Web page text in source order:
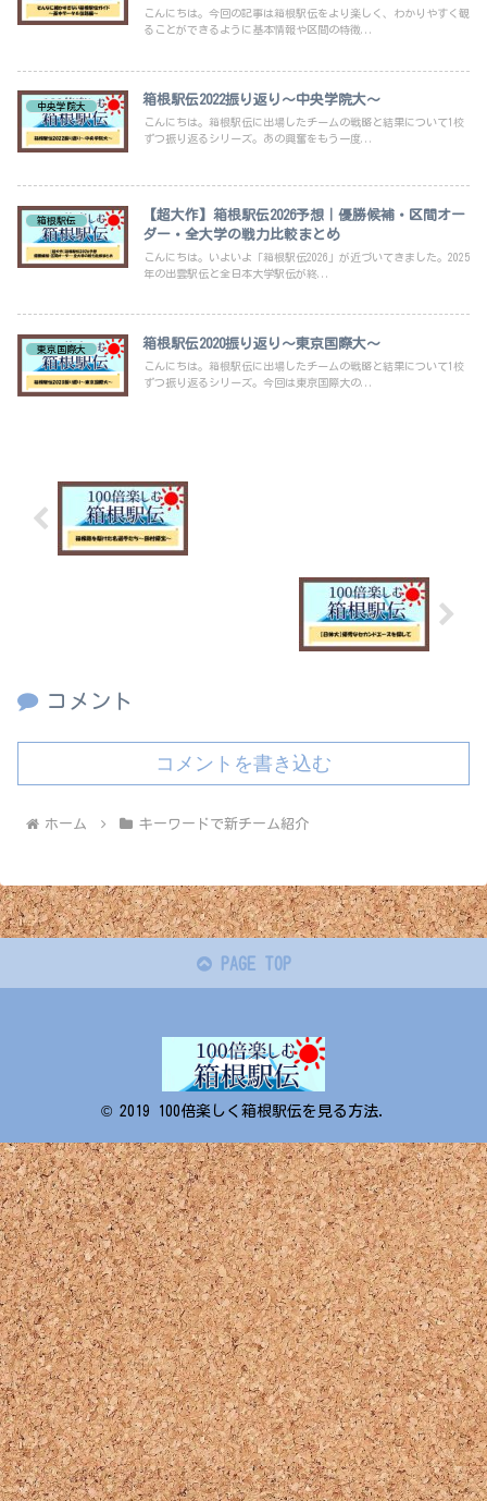
こんにちは。今回の記事は箱根駅伝をより楽しく、わかりやすく観
ることができるように基本情報や区間の特徴...
中央学院大 箱根駅伝2022振り返り～中央学院大～
こんにちは。箱根駅伝に出場したチームの戦略と結果について1校
ずつ振り返るシリーズ。あの興奮をもう一度...
箱根駅伝
【超大作】箱根駅伝2026予想｜優勝候補・区間オー
ダー・全大学の戦力比較まとめ
こんにちは。いよいよ「箱根駅伝2026」が近づいてきました。2025
年の出雲駅伝と全日本大学駅伝が終...
東京国際大 箱根駅伝2020振り返り～東京国際大～
こんにちは。箱根駅伝に出場したチームの戦略と結果について1校
ずつ振り返るシリーズ。今回は東京国際大の...
コメント
コメントを書き込む
ホーム キーワードで新チーム紹介
PAGE TOP
© 2019 100倍楽しく箱根駅伝を見る方法.